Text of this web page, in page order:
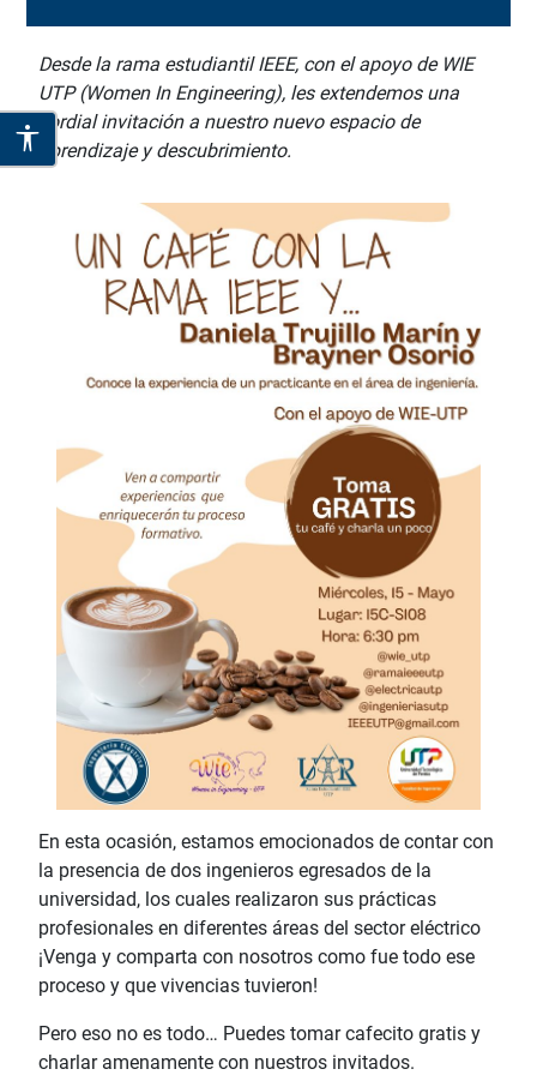
Desde la rama estudiantil IEEE, con el apoyo de WIE
UTP (Women In Engineering), les extendemos una
cordial invitación a nuestro nuevo espacio de
aprendizaje y descubrimiento.
En esta ocasión, estamos emocionados de contar con
la presencia de dos ingenieros egresados de la
universidad, los cuales realizaron sus prácticas
profesionales en diferentes áreas del sector eléctrico
¡Venga y comparta con nosotros como fue todo ese
proceso y que vivencias tuvieron!
Pero eso no es todo… Puedes tomar cafecito gratis y
charlar amenamente con nuestros invitados.